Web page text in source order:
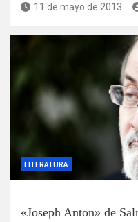
11 de mayo de 2013
LITERATURA
«Joseph Anton» de